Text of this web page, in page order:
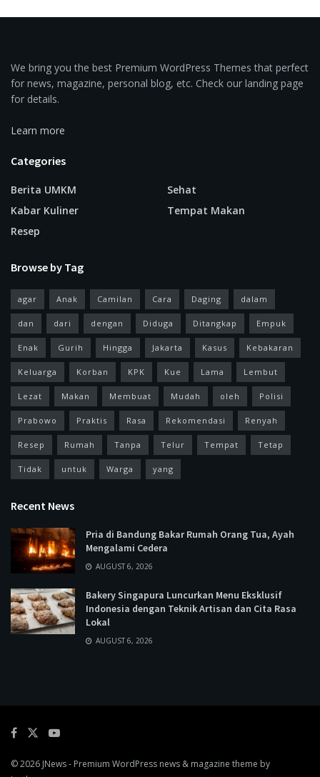
We bring you the best Premium WordPress Themes that perfect
for news, magazine, personal blog, etc. Check our landing page
for details.
Learn more
Categories
Berita UMKM
Kabar Kuliner
Resep
Sehat
Tempat Makan
Browse by Tag
agar Anak Camilan Cara Daging dalam
dan dari dengan Diduga Ditangkap Empuk
Enak Gurih Hingga Jakarta Kasus Kebakaran
Keluarga Korban KPK Kue Lama Lembut
Lezat Makan Membuat Mudah oleh Polisi
Prabowo Praktis Rasa Rekomendasi Renyah
Resep Rumah Tanpa Telur Tempat Tetap
Tidak untuk Warga yang
Recent News
Pria di Bandung Bakar Rumah Orang Tua, Ayah
Mengalami Cedera
AUGUST 6, 2026
Bakery Singapura Luncurkan Menu Eksklusif
Indonesia dengan Teknik Artisan dan Cita Rasa
Lokal
AUGUST 6, 2026
© 2026 JNews- Premium WordPress news & magazine theme by